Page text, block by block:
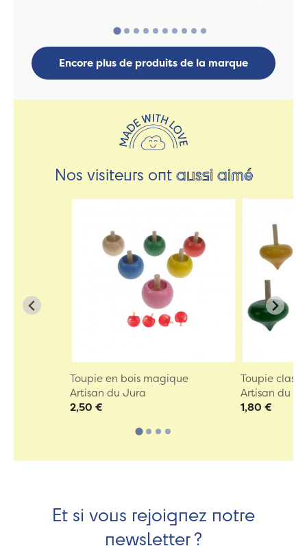
Encore plus de produits de la marque
Nos visiteurs ontaussi aimé
Toupie en bois magique
Artisan du Jura
2,50 €
Toupie
Artisan du
1,80 €
Et si vous rejoignez notre
newsletter ?